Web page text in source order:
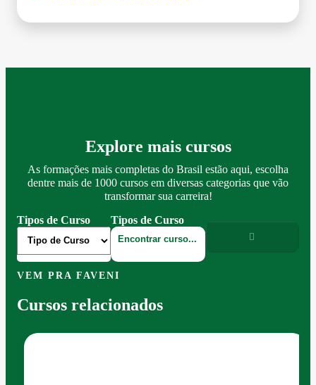
Explore mais cursos
As formações mais completas do Brasil estão aqui, escolha
dentre mais de 1000 cursos em diversas categorias que vão
transformar sua carreira!
Tipos de Curso
Tipos de Curso
VEM PRA FAVENI
Cursos relacionados